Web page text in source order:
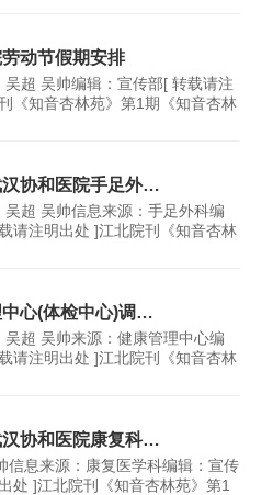
动节假期安排
超 吴帅编辑：宣传部[ 转载请注
《知音杏林苑》第1期《知音杏林
汉协和医院手足外…
超 吴帅信息来源：手足外科编
请注明出处 ]江北院刊《知音杏林
中心(体检中心)调…
超 吴帅来源：健康管理中心编
请注明出处 ]江北院刊《知音杏林
汉协和医院康复科…
信息来源：康复医学科编辑：宣传
处 ]江北院刊《知音杏林苑》第1